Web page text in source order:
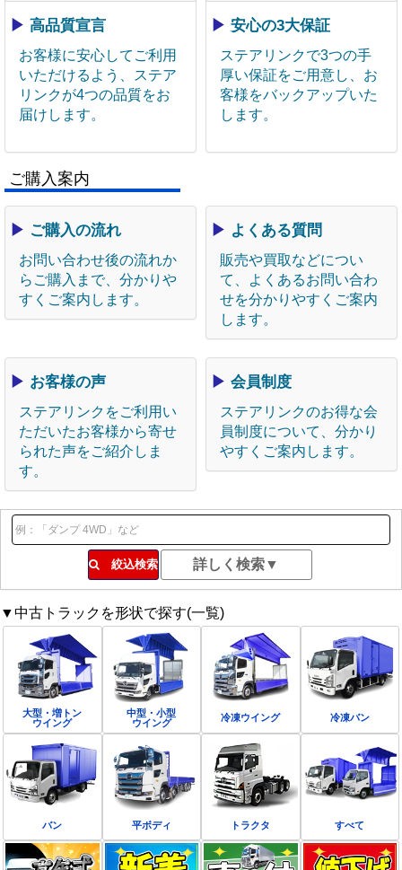
▶ 高品質宣言
お客様に安心してご利用
いただけるよう、ステア
リンクが4つの品質をお
届けします。
▶ 安心の3大保証
ステアリンクで3つの手
厚い保証をご用意し、お
客様をバックアップいた
します。
ご購入案内
▶ ご購入の流れ
お問い合わせ後の流れか
らご購入まで、分かりや
すくご案内します。
▶ よくある質問
販売や買取などについ
て、よくあるお問い合わ
せを分かりやすくご案内
します。
▶ お客様の声
ステアリンクをご利用い
ただいたお客様から寄せ
られた声をご紹介しま
す。
▶ 会員制度
ステアリンクのお得な会
員制度について、分かり
やすくご案内します。
絞込検索
▼中古トラックを形状で探す(一覧)
大型・増トン
ウイング
中型・小型
ウイング
冷凍ウイング 冷凍バン
バン 平ボディ トラクタ すべて